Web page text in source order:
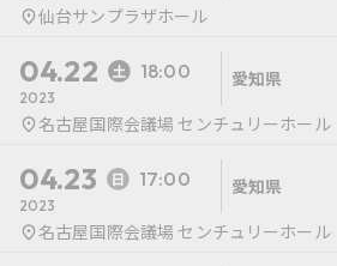
仙台サンプラザホール
04.22 18:00
2023
愛知県
名古屋国際会議場 センチュリーホール
04.23 17:00
2023
愛知県
名古屋国際会議場 センチュリーホール